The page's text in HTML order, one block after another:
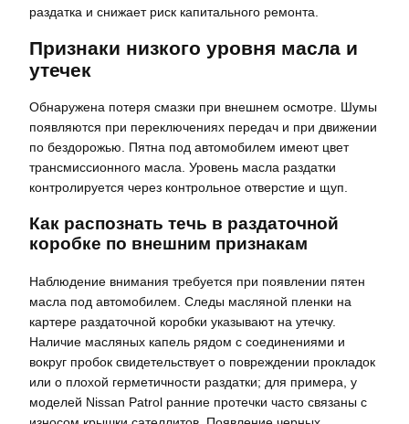
раздатка и снижает риск капитального ремонта.
Признаки низкого уровня масла и
утечек
Обнаружена потеря смазки при внешнем осмотре. Шумы
появляются при переключениях передач и при движении
по бездорожью. Пятна под автомобилем имеют цвет
трансмиссионного масла. Уровень масла раздатки
контролируется через контрольное отверстие и щуп.
Как распознать течь в раздаточной
коробке по внешним признакам
Наблюдение внимания требуется при появлении пятен
масла под автомобилем. Следы масляной пленки на
картере раздаточной коробки указывают на утечку.
Наличие масляных капель рядом с соединениями и
вокруг пробок свидетельствует о повреждении прокладок
или о плохой герметичности раздатки; для примера, у
моделей Nissan Patrol ранние протечки часто связаны с